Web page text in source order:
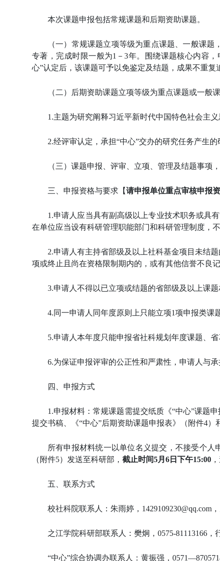
本次课题申报包括常规课题和后期资助课题。
（一）常规课题立项等级为重点课题、一般课
专著，完成时限一般为1 －3年。围绕课题核心内容，
心”认定后，该课题可予以免鉴定及结题，成果不重复
（二）后期资助课题立项等级为重点课题或一般
1.主题为研究阐释习近平新时代中国特色社会主
2.经评审认定，承担“中心”交办的研究任务产生
（三）课题申报、评审、立项、管理及结题事
三、申报资格与要求【请申报单位重点审核申报
1.申请人应当具有副高级以上专业技术职务或具
在单位应当设有科研管理职能部门和科研管理制度，
2.申请人有主持省部级及以上社科基金项目未结
项或终止且尚在资格限制期内的，或有其他信誉不良
3.申请人不得以已立项或结题的省部级及以上课
4.同一申请人同年度原则上只能立项1项申报类课
5.申请人本年度只能申报省社科规划年度课题、
6.为保证申报评审的公正性和严肃性，申请人与
四、申报方式
1.申报材料：常规课题需提交纸质《“中心”课题申
提交书稿、《“中心”后期资助课题申报表》（附件4）
所有申报材料统一以单位名义提交，不接受个人
（附件5）发送至科研部， 截止时间5月 6 日下午15:00 ，
五、联系方式
校社科院联系人：朱雨婷， 1429109230@qq.com
之江学院科研部联系人：樊炯， 0575-81113166 ，
“中心”综合协调办联系人：黄振强，